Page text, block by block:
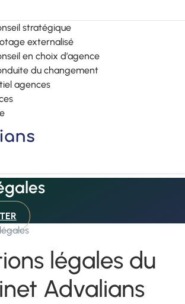
stratégique
externalisé
en choix d’agence
du changement
agences
légales du
Advalians